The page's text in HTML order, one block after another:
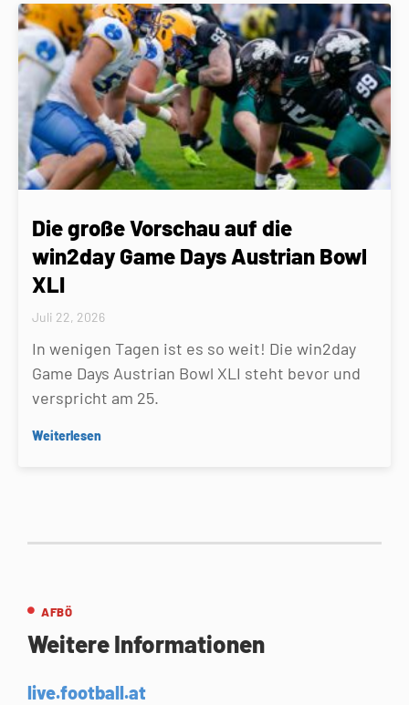
Die große Vorschau auf die
win2day Game Days Austrian Bowl
XLI
Juli 22, 2026
In wenigen Tagen ist es so weit! Die win2day
Game Days Austrian Bowl XLI steht bevor und
verspricht am 25.
Weiterlesen
AFBÖ
Weitere Informationen
live.football.at